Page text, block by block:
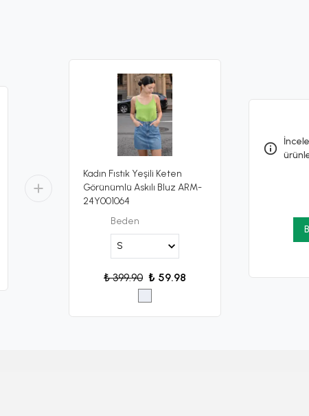
Kadın Fıstık Yeşili Keten
Görünümlü Askılı Bluz ARM-
24Y001064
Beden
₺ 399.90 ₺ 59.98